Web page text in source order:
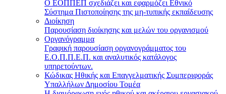
Ο ΕΟΠΠΕΠ σχεδιάζει και εφαρμόζει Eθνικό
Σύστημα Πιστοποίησης της μη-τυπικής εκπαίδευσης
Διοίκηση
Παρουσίαση διοίκησης και μελών του οργανισμού
Οργανόγραμμα
Γραφική παρουσίαση οργανογράμματος του
Ε.Ο.Π.Π.Ε.Π. και αναλυτικός κατάλογος
υπηρετούντων.
Κώδικας Ηθικής και Επαγγελματικής Συμπεριφοράς
Υπαλλήλων Δημοσίου Τομέα